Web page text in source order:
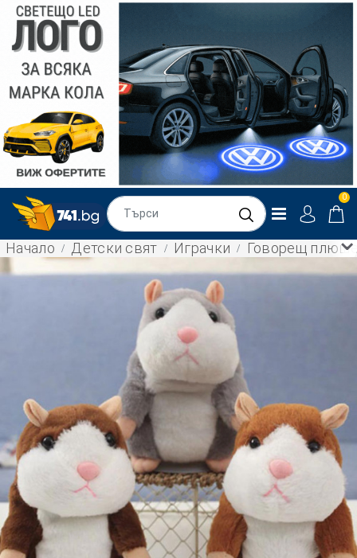
0
Начало Детски свят Играчки Говорещ